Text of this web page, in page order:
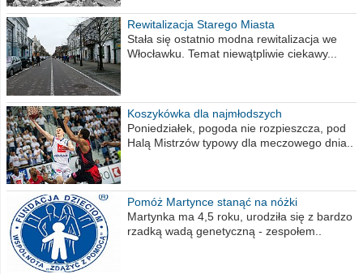
Rewitalizacja Starego Miasta
Stała się ostatnio modna rewitalizacja we
Włocławku. Temat niewątpliwie ciekawy...
Koszykówka dla najmłodszych
Poniedziałek, pogoda nie rozpieszcza, pod
Halą Mistrzów typowy dla meczowego dnia..
Pomóż Martynce stanąć na nóżki
Martynka ma 4,5 roku, urodziła się z bardzo
rzadką wadą genetyczną - zespołem..